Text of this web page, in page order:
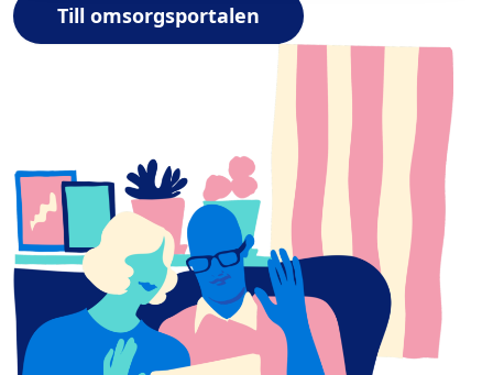
Till omsorgsportalen